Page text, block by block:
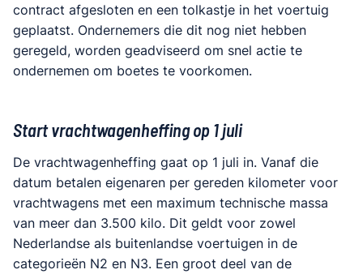
contract afgesloten en een tolkastje in het voertuig
geplaatst. Ondernemers die dit nog niet hebben
geregeld, worden geadviseerd om snel actie te
ondernemen om boetes te voorkomen.
Start vrachtwagenheffing op 1 juli
De vrachtwagenheffing gaat op 1 juli in. Vanaf die
datum betalen eigenaren per gereden kilometer voor
vrachtwagens met een maximum technische massa
van meer dan 3.500 kilo. Dit geldt voor zowel
Nederlandse als buitenlandse voertuigen in de
categorieën N2 en N3. Een groot deel van de